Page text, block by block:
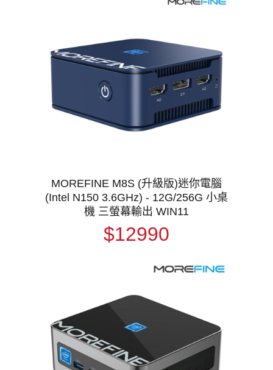
MOREFINE M8S (升級版)迷你電腦
(Intel N150 3.6GHz) - 12G/256G 小桌
機 三螢幕輸出 WIN11
$12990